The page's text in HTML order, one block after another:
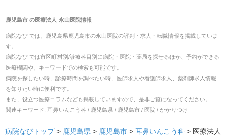
鹿児島市の医療法人 永山医院情報
病院なび では、 鹿児島県 鹿児島市の永山医院の評判・求人・転職情報を掲載していま
す。
病院なび では市区町村別/診療科目別に病院・医院・薬局を探せるほか、予約ができる
医療機関や、キーワードでの検索も可能です。
病院を探したい時、診療時間を調べたい時、医師求人や看護師求人、薬剤師求人情報
を知りたい時に便利です。
また、役立つ医療コラムなども掲載していますので、是非ご覧になってください。
関連キーワード: 耳鼻いんこう科 / 鹿児島県 / 鹿児島市 / 医院 / かかりつけ
病院なびトップ > 鹿児島県 > 鹿児島市 > 耳鼻いんこう科 > 医療法人